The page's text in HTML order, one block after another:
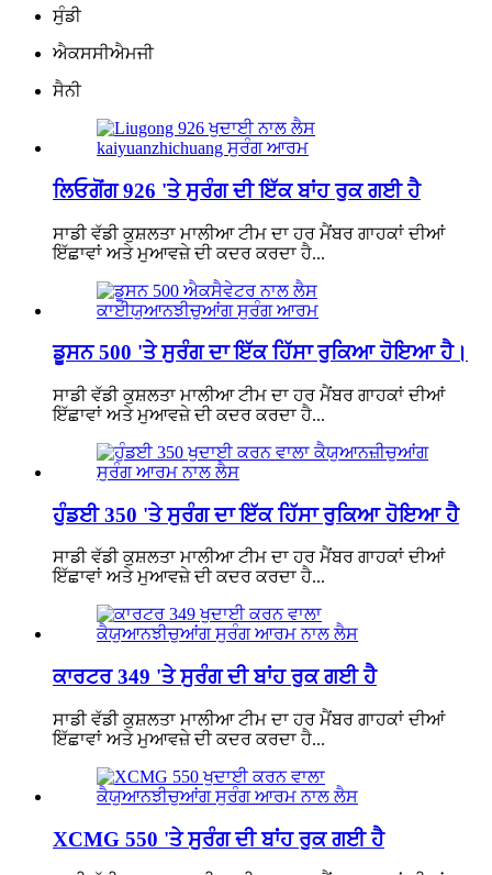
ਸੁੰਡੀ
ਐਕਸਸੀਐਮਜੀ
ਸੈਨੀ
ਲਿਓਗੋਂਗ 926 'ਤੇ ਸੁਰੰਗ ਦੀ ਇੱਕ ਬਾਂਹ ਰੁਕ ਗਈ ਹੈ
ਸਾਡੀ ਵੱਡੀ ਕੁਸ਼ਲਤਾ ਮਾਲੀਆ ਟੀਮ ਦਾ ਹਰ ਮੈਂਬਰ ਗਾਹਕਾਂ ਦੀਆਂ
ਇੱਛਾਵਾਂ ਅਤੇ ਮੁਆਵਜ਼ੇ ਦੀ ਕਦਰ ਕਰਦਾ ਹੈ...
ਡੂਸਨ 500 'ਤੇ ਸੁਰੰਗ ਦਾ ਇੱਕ ਹਿੱਸਾ ਰੁਕਿਆ ਹੋਇਆ ਹੈ।
ਸਾਡੀ ਵੱਡੀ ਕੁਸ਼ਲਤਾ ਮਾਲੀਆ ਟੀਮ ਦਾ ਹਰ ਮੈਂਬਰ ਗਾਹਕਾਂ ਦੀਆਂ
ਇੱਛਾਵਾਂ ਅਤੇ ਮੁਆਵਜ਼ੇ ਦੀ ਕਦਰ ਕਰਦਾ ਹੈ...
ਹੁੰਡਈ 350 'ਤੇ ਸੁਰੰਗ ਦਾ ਇੱਕ ਹਿੱਸਾ ਰੁਕਿਆ ਹੋਇਆ ਹੈ
ਸਾਡੀ ਵੱਡੀ ਕੁਸ਼ਲਤਾ ਮਾਲੀਆ ਟੀਮ ਦਾ ਹਰ ਮੈਂਬਰ ਗਾਹਕਾਂ ਦੀਆਂ
ਇੱਛਾਵਾਂ ਅਤੇ ਮੁਆਵਜ਼ੇ ਦੀ ਕਦਰ ਕਰਦਾ ਹੈ...
ਕਾਰਟਰ 349 'ਤੇ ਸੁਰੰਗ ਦੀ ਬਾਂਹ ਰੁਕ ਗਈ ਹੈ
ਸਾਡੀ ਵੱਡੀ ਕੁਸ਼ਲਤਾ ਮਾਲੀਆ ਟੀਮ ਦਾ ਹਰ ਮੈਂਬਰ ਗਾਹਕਾਂ ਦੀਆਂ
ਇੱਛਾਵਾਂ ਅਤੇ ਮੁਆਵਜ਼ੇ ਦੀ ਕਦਰ ਕਰਦਾ ਹੈ...
XCMG 550 'ਤੇ ਸੁਰੰਗ ਦੀ ਬਾਂਹ ਰੁਕ ਗਈ ਹੈ